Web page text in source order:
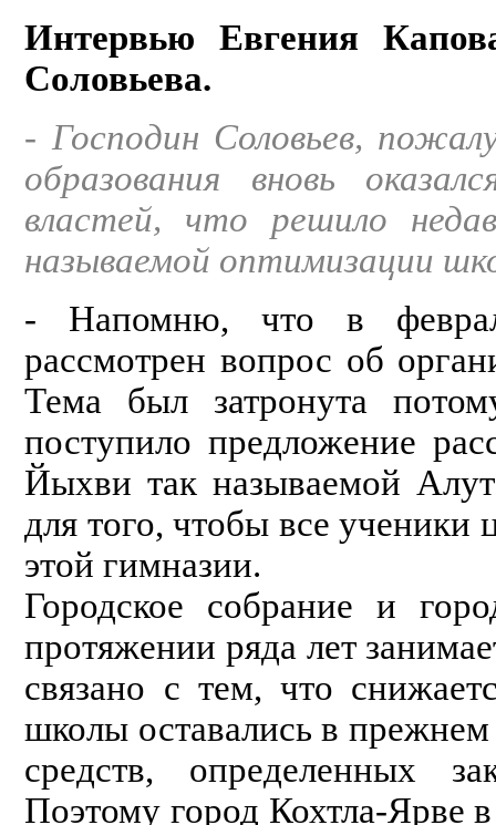
Интервью Евгения
Соловьева.
- Господин Соловьев,
образования вновь
властей, что решило
называемой оптимизации
- Напомню, что в
рассмотрен вопрос об
Тема был затронута
поступило предложение
Йыхви так называемой
для того, чтобы все
этой гимназии.
Городское собрание и
протяжении ряда лет
связано с тем, что
школы оставались в прежнем
средств, определенных
Поэтому город Кохтла-Ярве